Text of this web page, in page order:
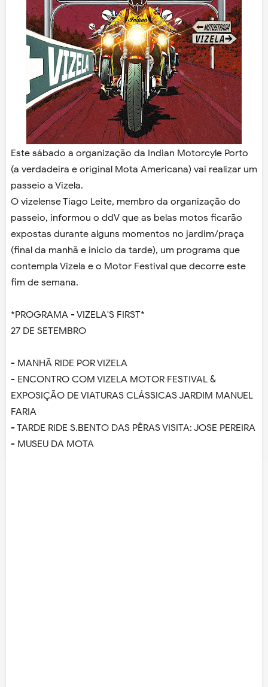
Este sábado a organização da Indian Motorcyle Porto
(a verdadeira e original Mota Americana) vai realizar um
passeio a Vizela.
O vizelense Tiago Leite, membro da organização do
passeio, informou o ddV que as belas motos ficarão
expostas durante alguns momentos no jardim/praça
(final da manhã e inicio da tarde), um programa que
contempla Vizela e o Motor Festival que decorre este
fim de semana.
*PROGRAMA - VIZELA'S FIRST*
27 DE SETEMBRO
- MANHÃ RIDE POR VIZELA
- ENCONTRO COM VIZELA MOTOR FESTIVAL &
EXPOSIÇÃO DE VIATURAS CLÁSSICAS JARDIM MANUEL
FARIA
- TARDE RIDE S.BENTO DAS PÊRAS VISITA: JOSE PEREIRA
- MUSEU DA MOTA